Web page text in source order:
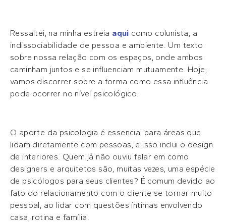
Ressaltei, na minha estreia aqui como colunista, a
indissociabilidade de pessoa e ambiente. Um texto
sobre nossa relação com os espaços, onde ambos
caminham juntos e se influenciam mutuamente. Hoje,
vamos discorrer sobre a forma como essa influência
pode ocorrer no nível psicológico.
O aporte da psicologia é essencial para áreas que
lidam diretamente com pessoas, e isso inclui o design
de interiores. Quem já não ouviu falar em como
designers e arquitetos são, muitas vezes, uma espécie
de psicólogos para seus clientes? É comum devido ao
fato do relacionamento com o cliente se tornar muito
pessoal, ao lidar com questões íntimas envolvendo
casa, rotina e família.